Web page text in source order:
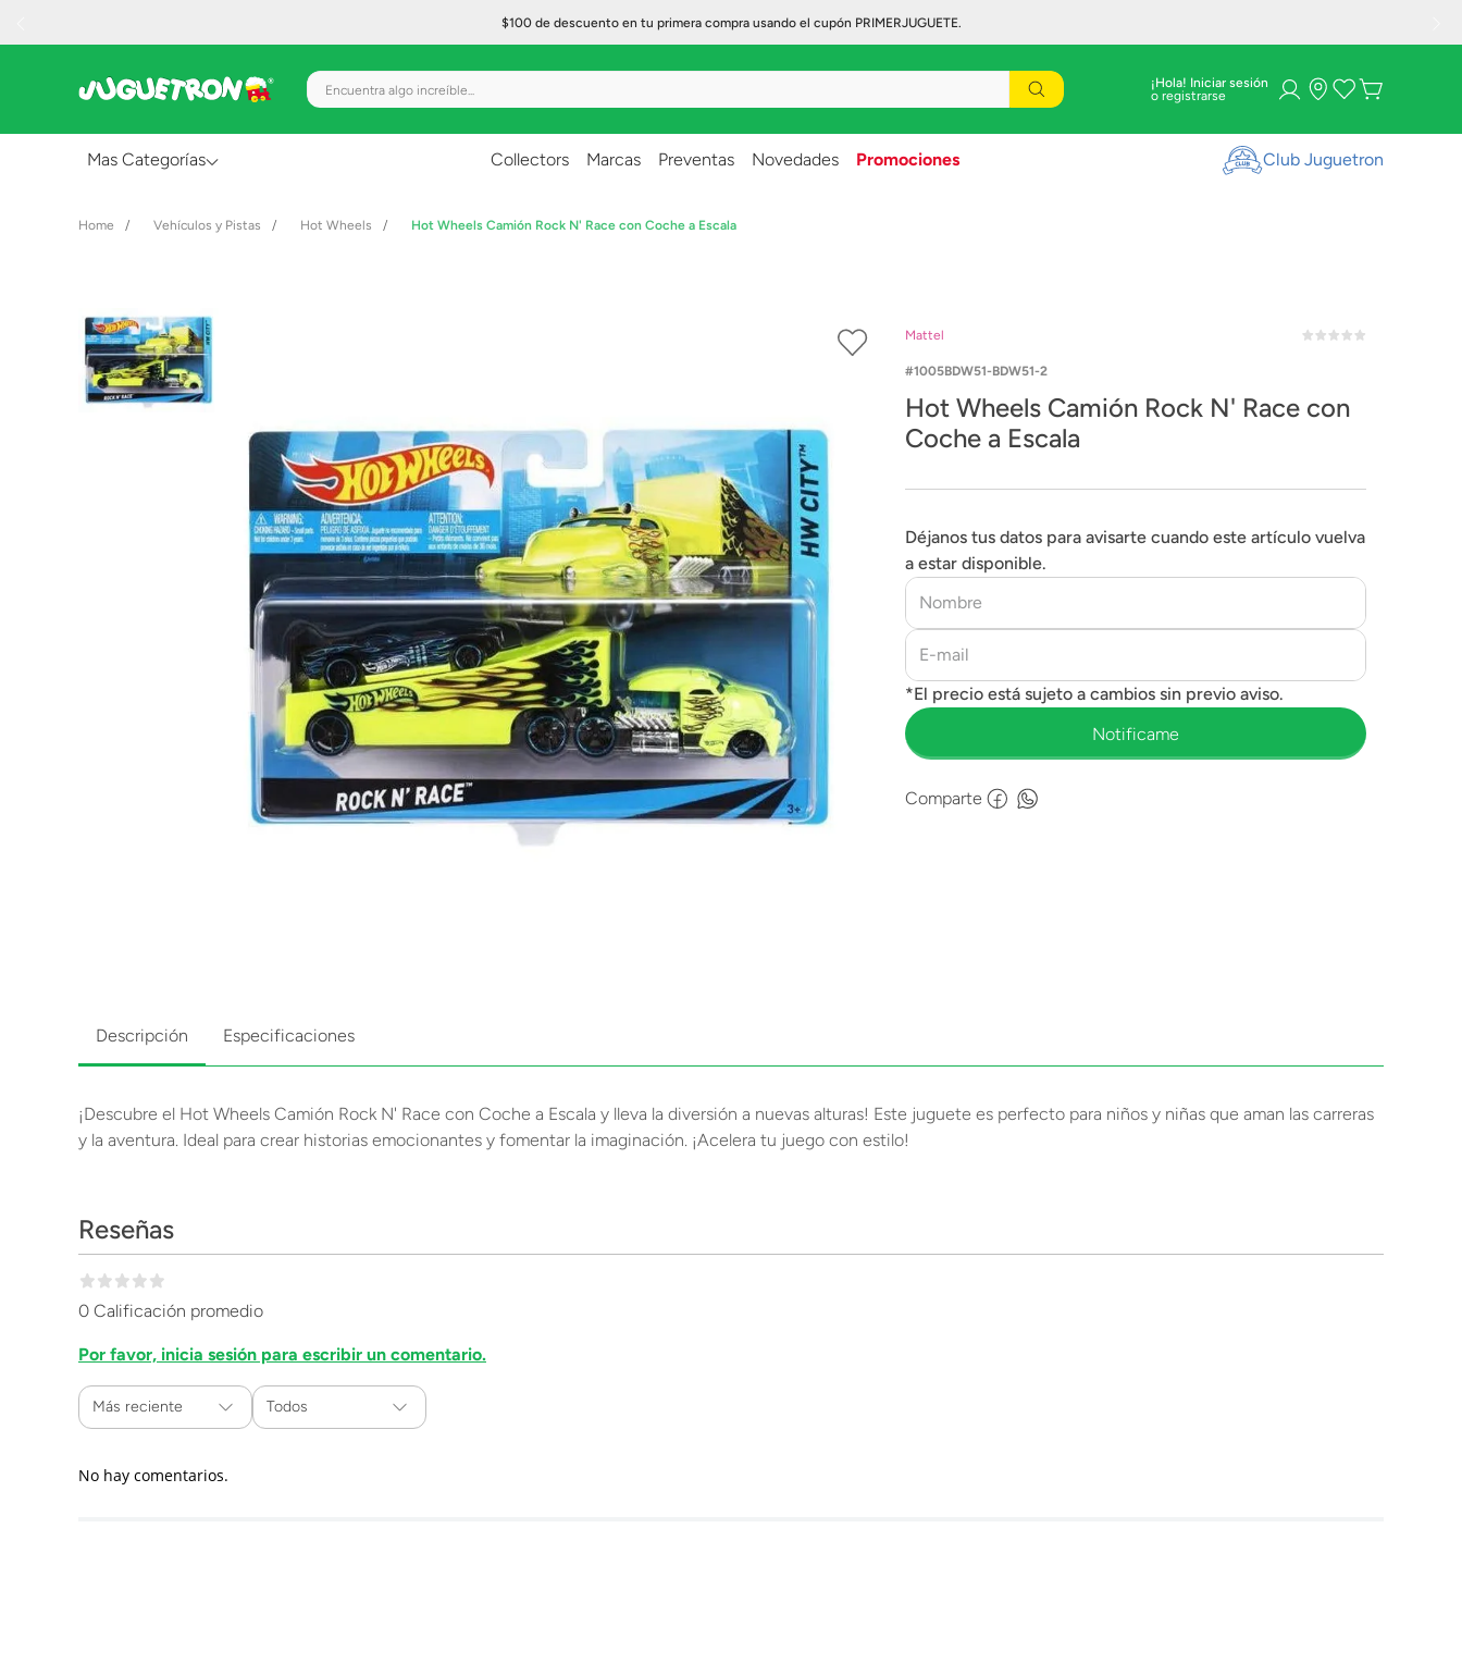
$100 de descuento en tu primera compra usando el cupón PRIMERJUGUETE.
Encuentra algo increíble... ¡Hola! Iniciar sesión
Mas Categorías
Creatividad y Arte
Figuras de Acción
Collectors Marcas Preventas Novedades Promociones Club Juguetron
Vehículos y Pistas Hot Wheels Hot Wheels Camión Rock N' Race con Coche a Escala
Mattel
1005BDW51-BDW51-2
Hot Wheels Camión Rock N' Race con
Coche a Escala
Déjanos tus datos para avisarte cuando este artículo vuelva
a estar disponible.
Comparte
Descripción Especificaciones
¡Descubre el Hot Wheels Camión Rock N' Race con Coche a Escala y lleva la diversión a nuevas alturas! Este juguete es perfecto para niños y niñas que aman las carreras
y la aventura. Ideal para crear historias emocionantes y fomentar la imaginación. ¡Acelera tu juego con estilo!
Reseñas
0 Calificación promedio
Por favor, inicia sesión para escribir un comentario.
Más reciente Todos
No hay comentarios.